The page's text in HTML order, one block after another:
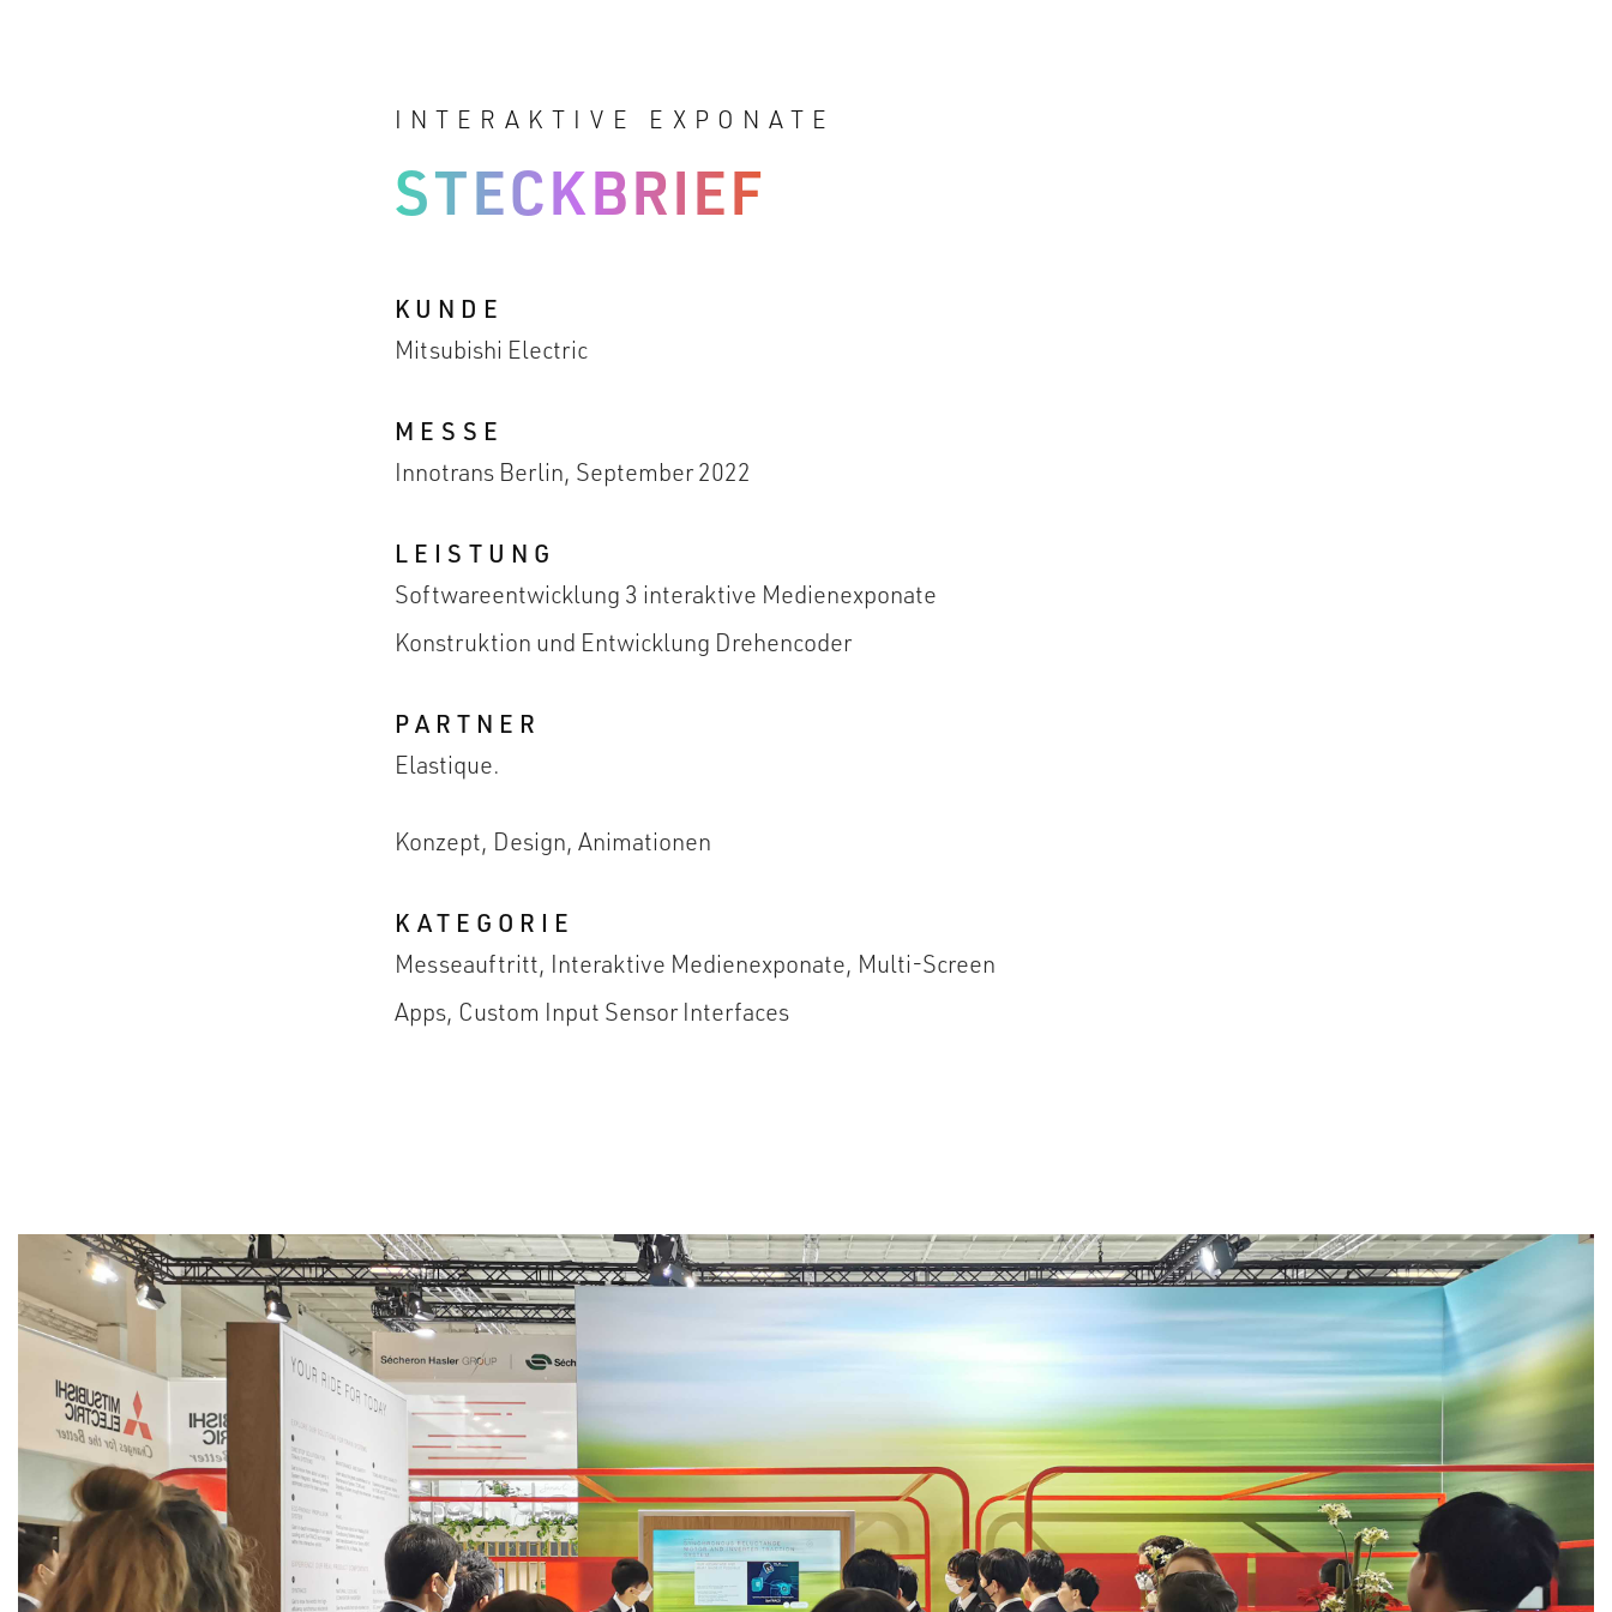
INTERAKTIVE EXPONATE
STECKBRIEF
KUNDE
Mitsubishi Electric
MESSE
Innotrans Berlin, September 2022
LEISTUNG
Softwareentwicklung 3 interaktive Medienexponate
Konstruktion und Entwicklung Drehencoder
PARTNER
Elastique.
Konzept, Design, Animationen
KATEGORIE
Messeauftritt, Interaktive Medienexponate, Multi-Screen
Apps, Custom Input Sensor Interfaces